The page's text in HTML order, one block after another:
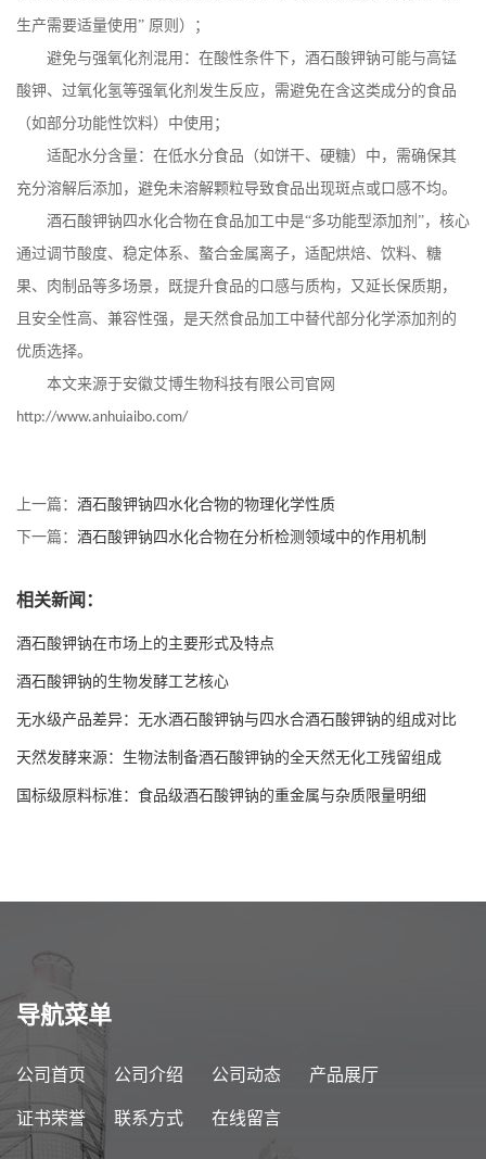
生产需要适量使用” 原则）；
避免与强氧化剂混用：在酸性条件下，酒石酸钾钠可能与高锰
酸钾、过氧化氢等强氧化剂发生反应，需避免在含这类成分的食品
（如部分功能性饮料）中使用；
适配水分含量：在低水分食品（如饼干、硬糖）中，需确保其
充分溶解后添加，避免未溶解颗粒导致食品出现斑点或口感不均。
酒石酸钾钠四水化合物在食品加工中是“多功能型添加剂”，核心
通过调节酸度、稳定体系、螯合金属离子，适配烘焙、饮料、糖
果、肉制品等多场景，既提升食品的口感与质构，又延长保质期，
且安全性高、兼容性强，是天然食品加工中替代部分化学添加剂的
优质选择。
本文来源于安徽艾博生物科技有限公司官网
http://www.anhuiaibo.com/
上一篇： 酒石酸钾钠四水化合物的物理化学性质
下一篇： 酒石酸钾钠四水化合物在分析检测领域中的作用机制
相关新闻：
酒石酸钾钠在市场上的主要形式及特点
酒石酸钾钠的生物发酵工艺核心
无水级产品差异：无水酒石酸钾钠与四水合酒石酸钾钠的组成对比
天然发酵来源：生物法制备酒石酸钾钠的全天然无化工残留组成
国标级原料标准：食品级酒石酸钾钠的重金属与杂质限量明细
导航菜单
公司首页 公司介绍 公司动态 产品展厅
证书荣誉 联系方式 在线留言